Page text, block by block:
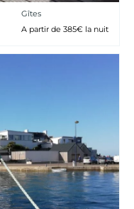
Gîtes
A partir de 385€ la nuit